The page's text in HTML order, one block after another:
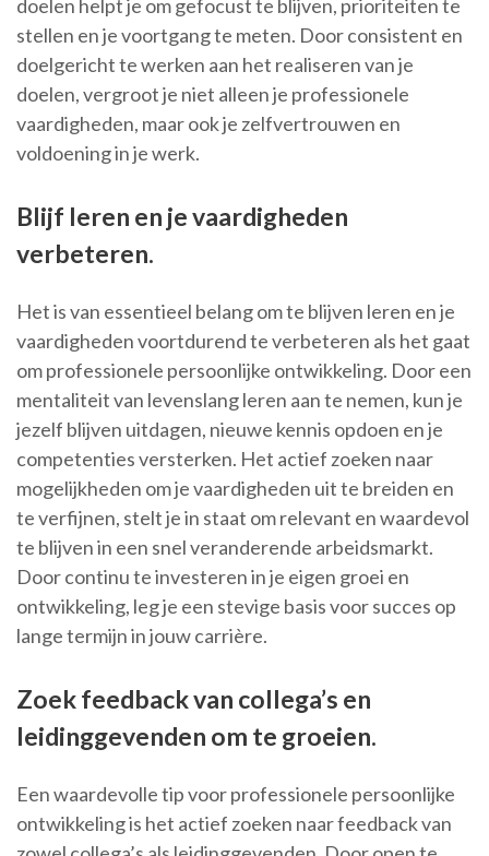
doelen helpt je om gefocust te blijven, prioriteiten te
stellen en je voortgang te meten. Door consistent en
doelgericht te werken aan het realiseren van je
doelen, vergroot je niet alleen je professionele
vaardigheden, maar ook je zelfvertrouwen en
voldoening in je werk.
Blijf leren en je vaardigheden
verbeteren.
Het is van essentieel belang om te blijven leren en je
vaardigheden voortdurend te verbeteren als het gaat
om professionele persoonlijke ontwikkeling. Door een
mentaliteit van levenslang leren aan te nemen, kun je
jezelf blijven uitdagen, nieuwe kennis opdoen en je
competenties versterken. Het actief zoeken naar
mogelijkheden om je vaardigheden uit te breiden en
te verfijnen, stelt je in staat om relevant en waardevol
te blijven in een snel veranderende arbeidsmarkt.
Door continu te investeren in je eigen groei en
ontwikkeling, leg je een stevige basis voor succes op
lange termijn in jouw carrière.
Zoek feedback van collega’s en
leidinggevenden om te groeien.
Een waardevolle tip voor professionele persoonlijke
ontwikkeling is het actief zoeken naar feedback van